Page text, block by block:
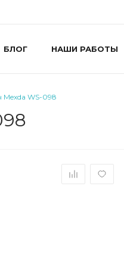
БЛОГ НАШИ РАБОТЫ
WS-098